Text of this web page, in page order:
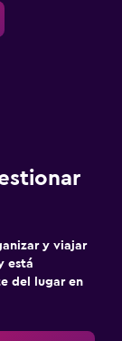
y viajar
está
del lugar en